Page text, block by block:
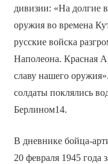
дивизии: «На долгие
оружия во времена
русские войска
Наполеона. Красная
славу нашего
солдаты поклялись
Берлином14.
В дневнике бойца-
20 февраля 1945 года